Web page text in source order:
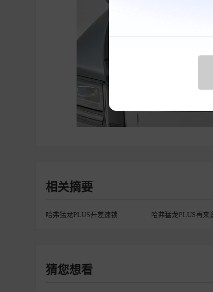
相关摘要
哈弗猛龙PLUS开差速锁
猜您想看